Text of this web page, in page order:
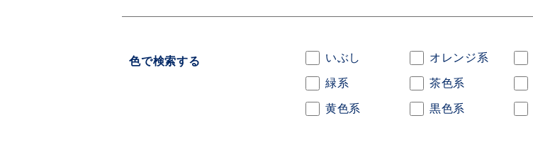
色で検索する いぶし オレンジ系
緑系 茶色系
黄色系 黒色系